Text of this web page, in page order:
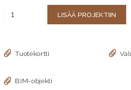
LISÄÄ PROJEKTIIN
Tuotekortti
BIM-objekti